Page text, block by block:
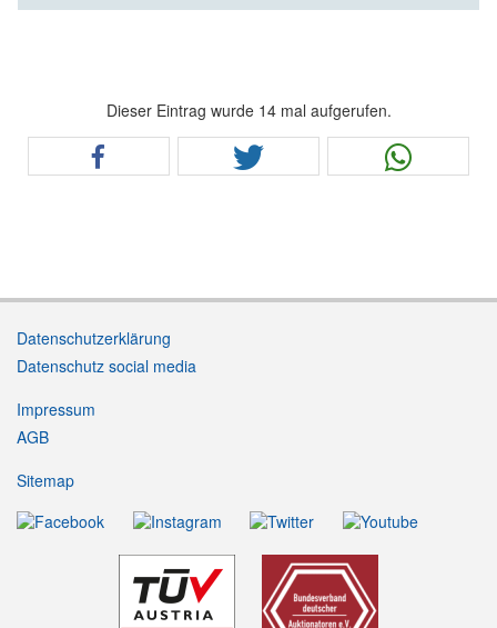
Dieser Eintrag wurde 14 mal aufgerufen.
Datenschutzerklärung
Datenschutz social media
Impressum
AGB
Sitemap